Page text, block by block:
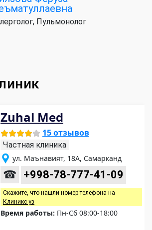
Пульмонолог
Zuhal Med
15 отзывов
Частная клиника
ул. Маънавият, 18A, Самарканд
☎ +998-78-777-41-09
Скажите, что нашли номер телефона на
Клиникс уз
Время работы: Пн-Сб 08:00-18:00